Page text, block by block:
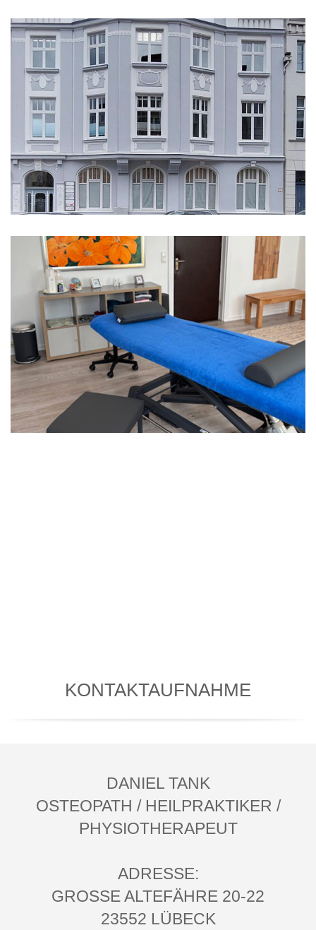
KONTAKTAUFNAHME
DANIEL TANK
OSTEOPATH / HEILPRAKTIKER /
PHYSIOTHERAPEUT
ADRESSE:
GROSSE ALTEFÄHRE 20-22
23552 LÜBECK